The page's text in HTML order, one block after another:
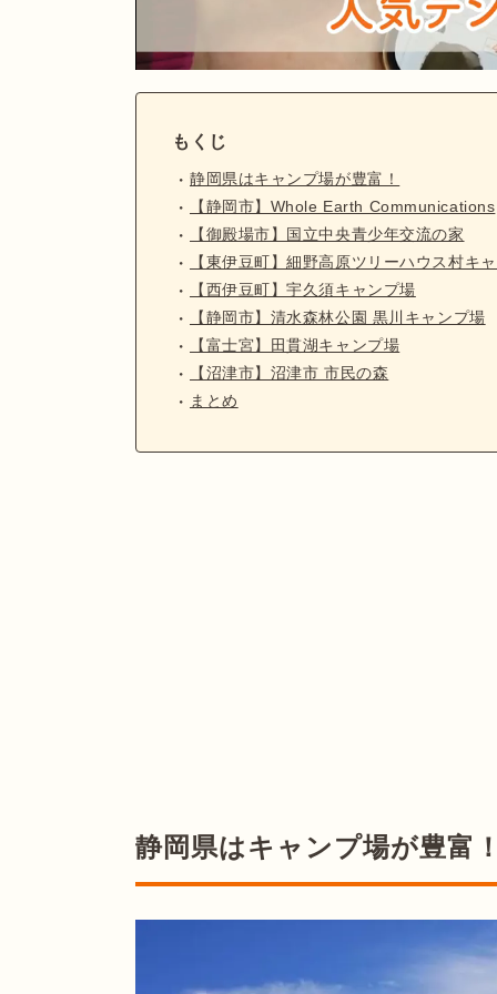
もくじ
静岡県はキャンプ場が豊富！
【静岡市】Whole Earth Communications
【御殿場市】国立中央青少年交流の家
【東伊豆町】細野高原ツリーハウス村キ
【西伊豆町】宇久須キャンプ場
【静岡市】清水森林公園 黒川キャンプ場
【富士宮】田貫湖キャンプ場
【沼津市】沼津市 市民の森
まとめ
静岡県はキャンプ場が豊富